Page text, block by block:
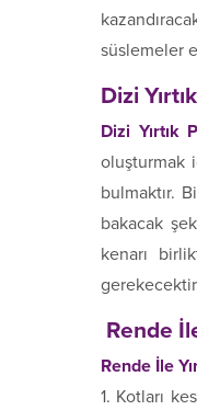
süslemeler
Dizi
Dizi Yırtık
oluşturmak
bulmaktır.
bakacak
kenarı
Rende
Rende İle
1. Kotları